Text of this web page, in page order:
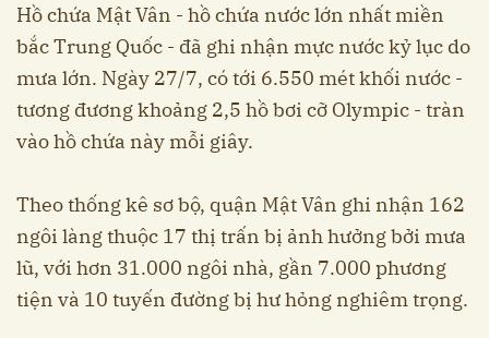
Hồ chứa Mật Vân - hồ chứa nước lớn nhất miền
bắc Trung Quốc - đã ghi nhận mực nước kỷ lục do
mưa lớn. Ngày 27/7, có tới 6.550 mét khối nước -
tương đương khoảng 2,5 hồ bơi cỡ Olympic - tràn
vào hồ chứa này mỗi giây.
Theo thống kê sơ bộ, quận Mật Vân ghi nhận 162
ngôi làng thuộc 17 thị trấn bị ảnh hưởng bởi mưa
lũ, với hơn 31.000 ngôi nhà, gần 7.000 phương
tiện và 10 tuyến đường bị hư hỏng nghiêm trọng.